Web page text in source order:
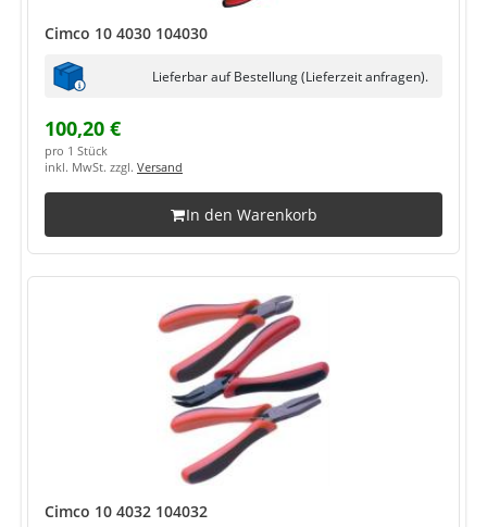
Cimco 10 4030 104030
Lieferbar auf Bestellung (Lieferzeit anfragen).
100,20 €
pro 1 Stück
inkl. MwSt. zzgl. Versand
In den Warenkorb
Cimco 10 4032 104032